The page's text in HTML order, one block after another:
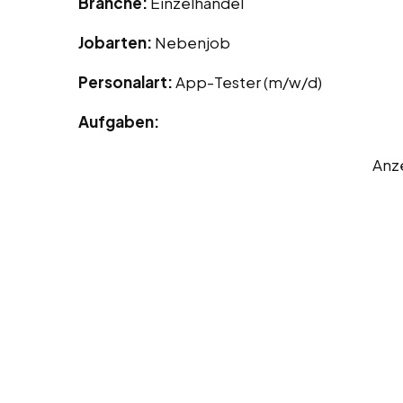
Jobarten: Nebenjob
Personalart:App-Tester (m/w/d)
Aufgaben: